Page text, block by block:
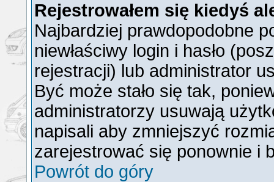
Rejestrowałem się kiedyś
Najbardziej prawdopodobne
niewłaściwy login i hasło
rejestracji) lub administrator
Być może stało się tak,
administratorzy usuwają
napisali aby zmniejszyć
zarejestrować się ponownie i
Powrót do góry